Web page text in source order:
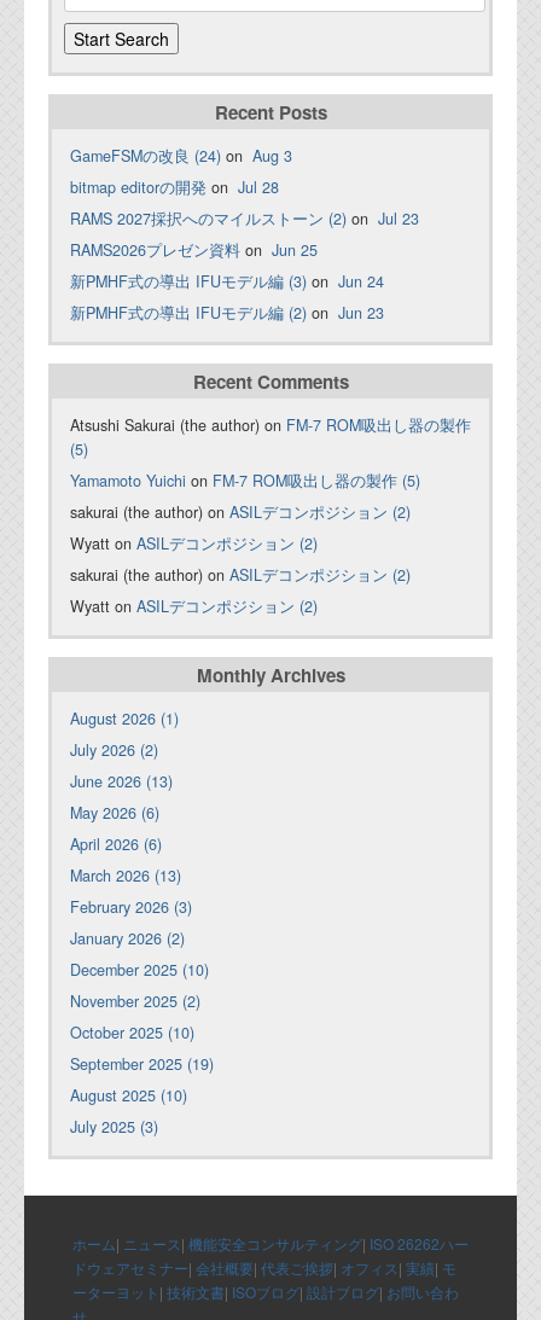
Recent Posts
GameFSMの改良 (24) on Aug 3
bitmap editorの開発 on Jul 28
RAMS 2027採択へのマイルストーン (2) on Jul 23
RAMS2026プレゼン資料 on Jun 25
新PMHF式の導出 IFUモデル編 (3) on Jun 24
新PMHF式の導出 IFUモデル編 (2) on Jun 23
Recent Comments
Atsushi Sakurai (the author) on FM-7 ROM吸出し器の製作
(5)
Yamamoto Yuichi on FM-7 ROM吸出し器の製作 (5)
sakurai (the author) on ASILデコンポジション (2)
Wyatt on ASILデコンポジション (2)
sakurai (the author) on ASILデコンポジション (2)
Wyatt on ASILデコンポジション (2)
Monthly Archives
August 2026 (1)
July 2026 (2)
June 2026 (13)
May 2026 (6)
April 2026 (6)
March 2026 (13)
February 2026 (3)
January 2026 (2)
December 2025 (10)
November 2025 (2)
October 2025 (10)
September 2025 (19)
August 2025 (10)
July 2025 (3)
ホーム| ニュース| 機能安全コンサルティング| ISO 26262ハー
ドウェアセミナー| 会社概要| 代表ご挨拶| オフィス| 実績| モ
ーターヨット | 技術文書| ISOブログ| 設計ブログ| お問い合わ
せ